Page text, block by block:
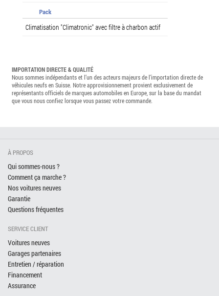
Pack
Climatisation "Climatronic" avec filtre à charbon actif
IMPORTATION DIRECTE & QUALITÉ
Nous sommes indépendants et l’un des acteurs majeurs de l’importation directe de
véhicules neufs en Suisse. Notre approvisionnement provient exclusivement de
représentants officiels de marques automobiles en Europe, sur la base du mandat
que vous nous confiez lorsque vous passez votre commande.
À PROPOS
Qui sommes-nous ?
Comment ça marche ?
Nos voitures neuves
Garantie
Questions fréquentes
SERVICE CLIENT
Voitures neuves
Garages partenaires
Entretien / réparation
Financement
Assurance